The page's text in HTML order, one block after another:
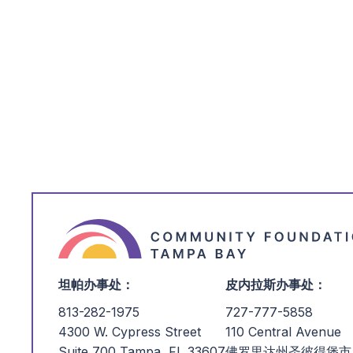
坦帕办事处：
813-282-1975
4300 W. Cypress Street
皮内拉斯办事处：
727-777-5858
110 Central Avenue